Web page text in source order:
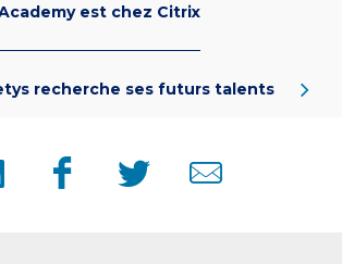
est chez Citrix
recherche ses futurs talents